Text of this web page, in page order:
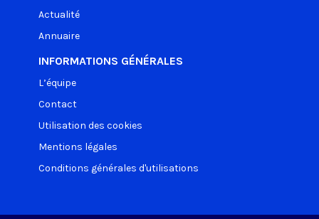
Actualité
Annuaire
INFORMATIONS GÉNÉRALES
L’équipe
Contact
Utilisation des cookies
Mentions légales
Conditions générales d'utilisations